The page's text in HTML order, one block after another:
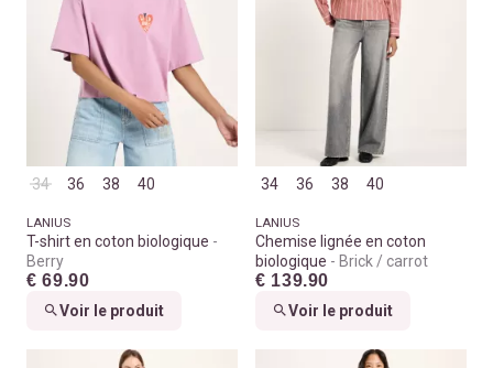
34 36 38 40
LANIUS
T-shirt en coton biologique
Berry
€ 69.90
Voir le produit
34 36 38 40
LANIUS
Chemise lignée en coton
biologique
Brick / carrot
€ 139.90
Voir le produit